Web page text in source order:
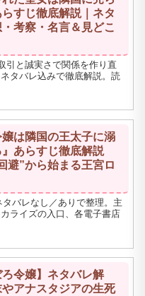
すじ徹底解説｜ネタ
考察・名言＆見どこ
引と誠実さで関係を作り直
タバレ込みで徹底解説。読
嬢は隣国の王太子に溺
あらすじ徹底解説
避”から始まる王宮ロ
バレなし／ありで整理。主
ライズの入口、各電子書店
ろ令嬢】ネタバレ解
アナスタジアの生死